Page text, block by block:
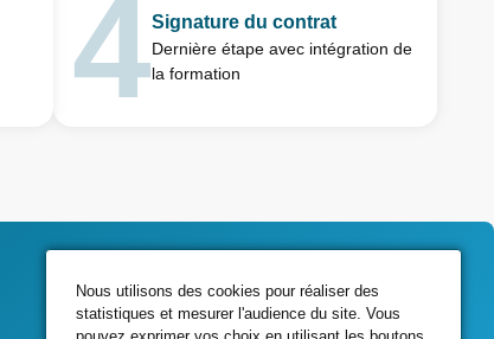
Signature du contrat
Dernière étape avec intégration de
la formation
Contactez-nous
Nous utilisons des cookies pour réaliser des
statistiques et mesurer l'audience du site. Vous